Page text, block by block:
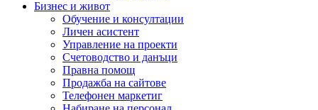
Бизнес и живот
Обучение и консултации
Личен асистент
Управление на проекти
Счетоводство и данъци
Правна помощ
Продажба на сайтове
Телефонен маркетиг